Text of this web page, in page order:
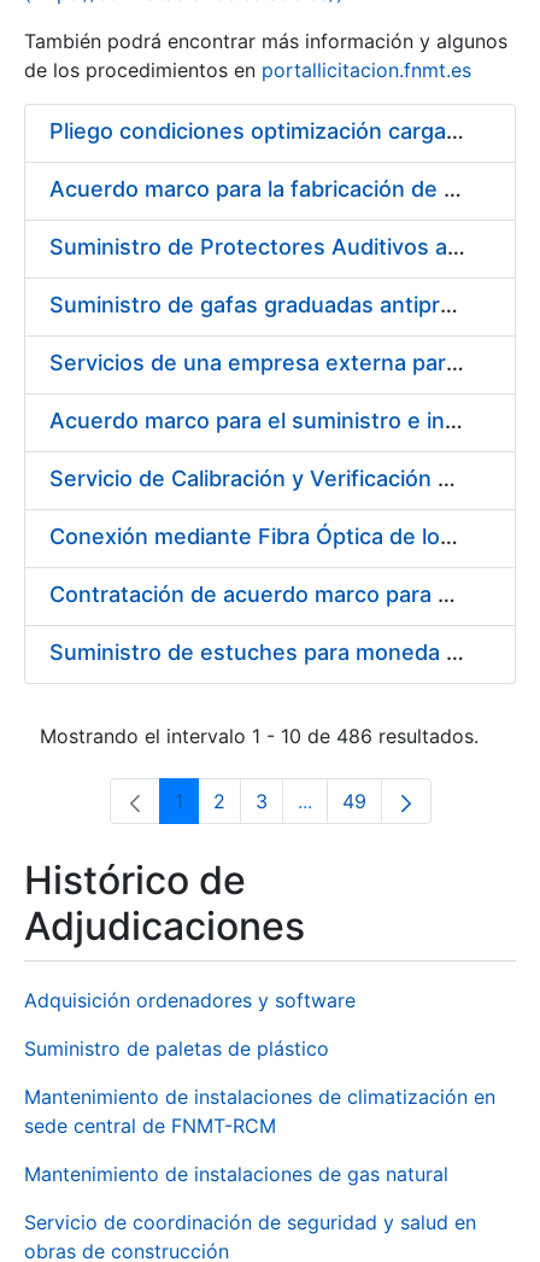
También podrá encontrar más información y algunos
de los procedimientos en portallicitacion.fnmt.es
Pliego condiciones optimización cargas compras firmado
Acuerdo marco para la fabricación de piezas
Suministro de Protectores Auditivos a medida para las personas trabajadoras de los Centros de Trabajo de Madrid y Burgos
Suministro de gafas graduadas antiproyecciones para los trabajadores de la FNMT-RCM en los centros de trabajo de Madrid y Burgos
Servicios de una empresa externa para el asesoramiento y resolución de los recursos de alzada que se presentan relacionados con procesos de selección para la FNMT-RCM
Acuerdo marco para el suministro e instalación de persianas, estores y otros complementos
Servicio de Calibración y Verificación Externa de los Equipos de Medición del Servicio de Prevención de la FNMT-RCM
Conexión mediante Fibra Óptica de los Centros de Proceso de Datos (CPDs) de las sedes de la FNMT-RCM de Burgos y Madrid
Contratación de acuerdo marco para el Suministro de Material de Electricidad para la Fábrica Nacional de Moneda y Timbre-Real Casa de la Moneda en su centro de trabajo de Burgos
Suministro de estuches para moneda de 30 €
Mostrando el intervalo 1 - 10 de 486 resultados.
Página
1 Página
2 Página
3 ...Páginas intermedias Use
Página
49
Histórico de
Adjudicaciones
Adquisición ordenadores y software
Suministro de paletas de plástico
Mantenimiento de instalaciones de climatización en
sede central de FNMT-RCM
Mantenimiento de instalaciones de gas natural
Servicio de coordinación de seguridad y salud en
obras de construcción